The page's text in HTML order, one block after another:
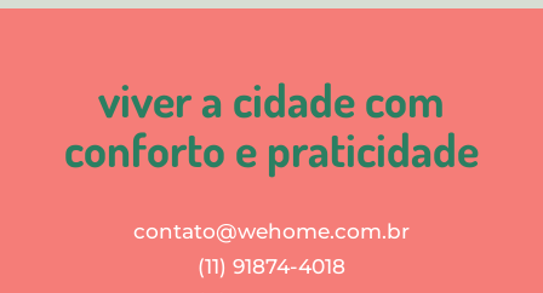
viver a cidade com
conforto e praticidade
contato@wehome.com.br
(11) 91874-4018